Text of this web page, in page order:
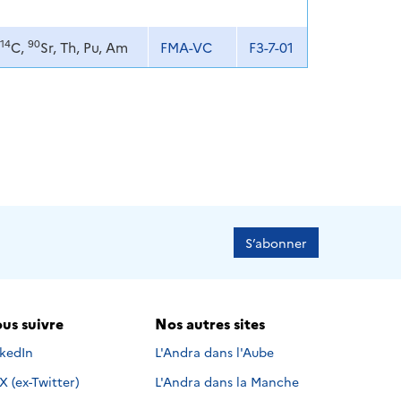
14C, 90Sr, Th, Pu, Am FMA-VC F3-7-01
S’abonner
suivre
suivre sur
Nous suivre sur
X (ex-Twitter)
Nos autres sites
L'Andra dans l'Aube
L'Andra dans la Manche